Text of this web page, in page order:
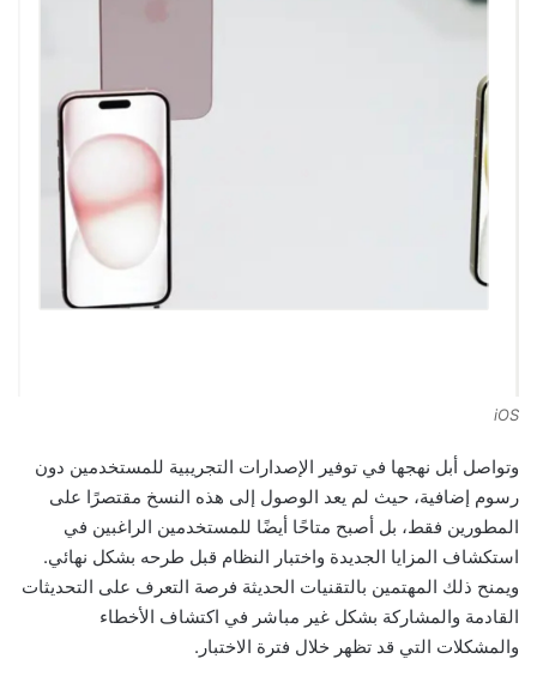
iOS
وتواصل أبل نهجها في توفير الإصدارات التجريبية للمستخدمين دون
رسوم إضافية، حيث لم يعد الوصول إلى هذه النسخ مقتصرًا على
المطورين فقط، بل أصبح متاحًا أيضًا للمستخدمين الراغبين في
استكشاف المزايا الجديدة واختبار النظام قبل طرحه بشكل نهائي.
ويمنح ذلك المهتمين بالتقنيات الحديثة فرصة التعرف على التحديثات
القادمة والمشاركة بشكل غير مباشر في اكتشاف الأخطاء
والمشكلات التي قد تظهر خلال فترة الاختبار.